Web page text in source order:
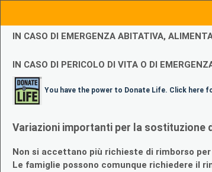
IN CASO DI EMERGENZA ABITATIVA,
IN CASO DI PERICOLO DI VITA O DI
You have the power to Donate Life. Click here
Variazioni importanti per la sostituzione
Non si accettano più richieste di rimborso per
Le famiglie possono comunque richiedere il